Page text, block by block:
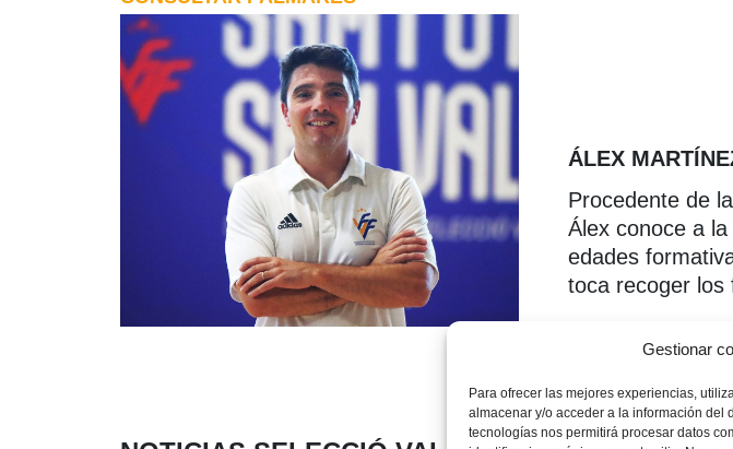
Gestionar
Para ofrecer las mejores experiencias,
almacenar y/o acceder a la información del
tecnologías nos permitirá procesar datos
ÁLEX
Procedente de
Álex conoce a
edades
toca recoger los